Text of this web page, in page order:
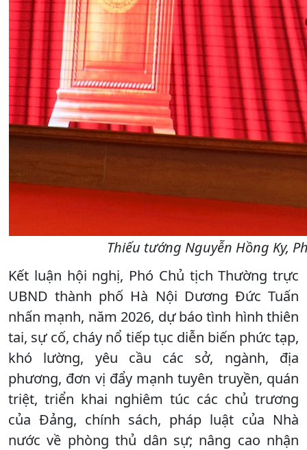
Thiếu tướng Nguyễn Hồng Ky,
Kết luận hội nghị, Phó Chủ tịch Thường trực
UBND thành phố Hà Nội Dương Đức Tuấn
nhấn mạnh, năm 2026, dự báo tình hình thiên
tai, sự cố, cháy nổ tiếp tục diễn biến phức tạp,
khó lường, yêu cầu các sở, ngành, địa
phương, đơn vị đẩy mạnh tuyên truyền, quán
triệt, triển khai nghiêm túc các chủ trương
của Đảng, chính sách, pháp luật của Nhà
nước về phòng thủ dân sự; nâng cao nhận